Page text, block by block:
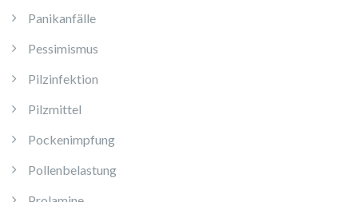
Panikanfälle
Pessimismus
Pilzinfektion
Pilzmittel
Pockenimpfung
Pollenbelastung